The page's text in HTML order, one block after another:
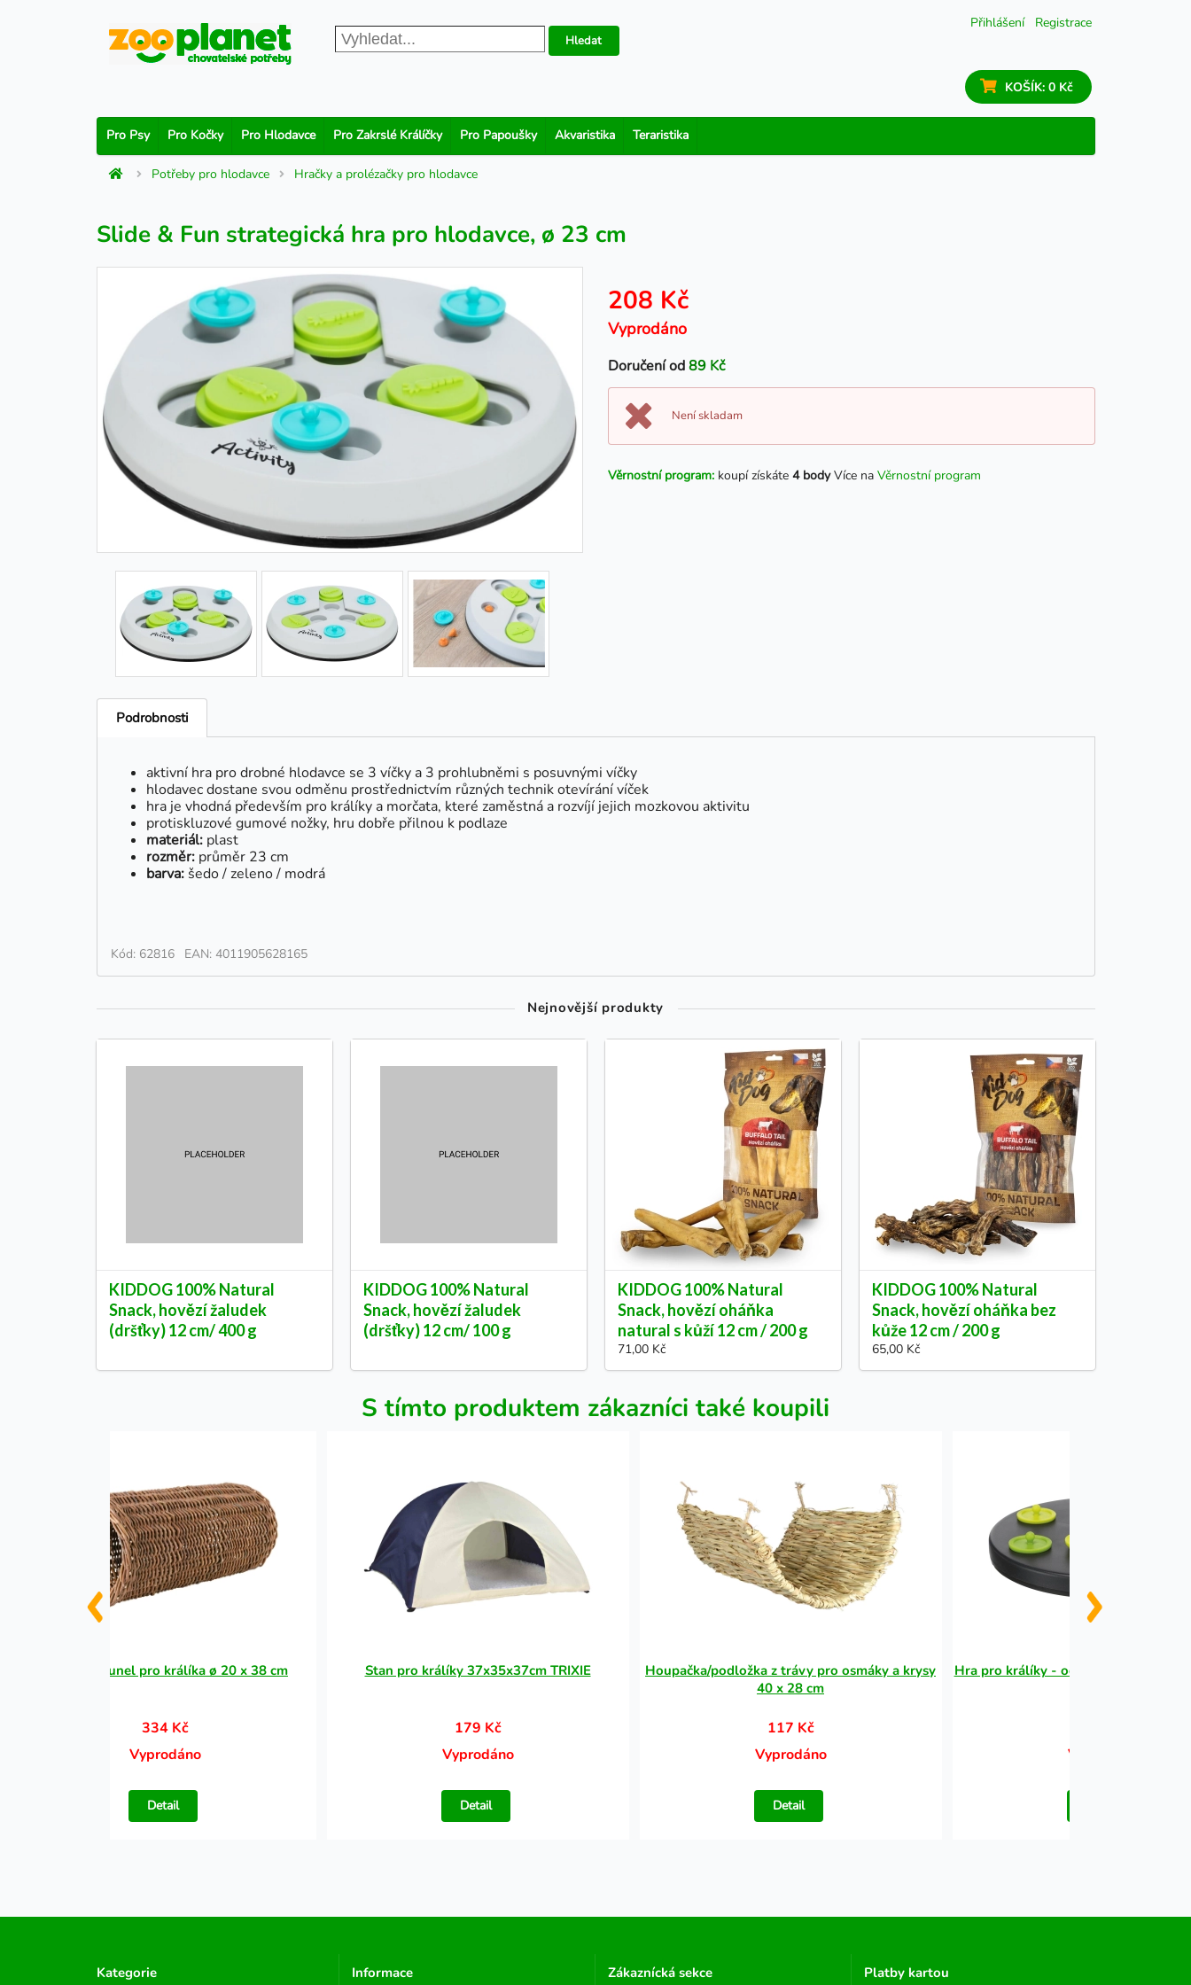
Přihlášení Registrace
Hledat
KOŠÍK: 0 Kč
Pro Psy Pro Kočky Pro Hlodavce Pro Zakrslé Králíčky Pro Papoušky Akvaristika Teraristika
Potřeby pro hlodavce Hračky a prolézačky pro hlodavce
Slide & Fun strategická hra pro hlodavce, ø 23 cm
208 Kč
Vyprodáno
Doručení od89 Kč
Není skladam
Věrnostní program: koupí získáte 4 bodyVíce na Věrnostní program
Podrobnosti
aktivní hra pro drobné hlodavce se 3 víčky a 3 prohlubněmi s posuvnými víčky
hlodavec dostane svou odměnu prostřednictvím různých technik otevírání víček
hra je vhodná především pro králíky a morčata, které zaměstná a rozvíjí jejich mozkovou aktivitu
protiskluzové gumové nožky, hru dobře přilnou k podlaze
materiál: plast
rozměr:průměr 23 cm
barva:šedo / zeleno / modrá
Kód: 62816 EAN: 4011905628165
Nejnovější produkty
KIDDOG 100% Natural
Snack, hovězí žaludek
(dršťky) 12 cm/ 400 g
KIDDOG 100% Natural
Snack, hovězí žaludek
(dršťky) 12 cm/ 100 g
KIDDOG 100% Natural
Snack, hovězí oháňka
natural s kůží 12 cm / 200 g
71,00 Kč
KIDDOG 100% Natural
Snack, hovězí oháňka bez
kůže 12 cm / 200 g
65,00 Kč
S tímto produktem zákazníci také koupili
Proutěný tunel pro králíka ø 20 x 38 cm
334 Kč
Vyprodáno
Detail
Stan pro králíky 37x35x37cm TRIXIE
179 Kč
Vyprodáno
Detail
Houpačka/podložka z trávy pro osmáky a krysy
40 x 28 cm
117 Kč
Vyprodáno
Detail
Hra pro králíky - odkrývací deska na
Vyprodáno
Kategorie Informace Zákaznícká sekce Platby kartou